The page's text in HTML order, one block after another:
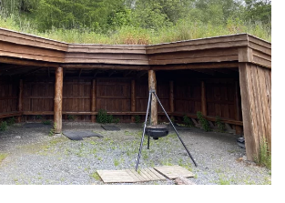
ligger nede ved vatnet og har
tak. Her er det fint å sitte når
det er regner ute.